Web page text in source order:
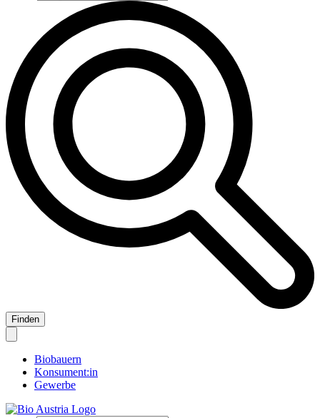
Biobauern
Konsument:in
Gewerbe